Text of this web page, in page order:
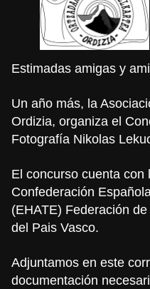
Estimadas amigas y
Un año más, la
Ordizia, organiza el
Fotografía Nikolas
El concurso cuenta con
Confederación
(EHATE) Federación
del Pais Vasco.
Adjuntamos en este
documentación